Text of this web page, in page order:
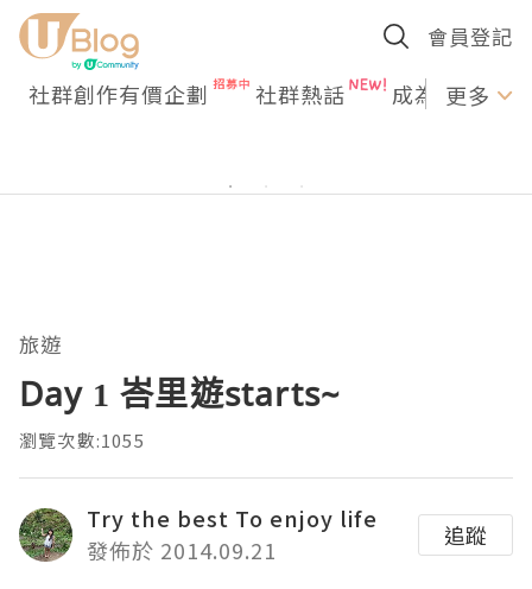
會員登記
社群創作有價企劃 社群熱話 成為U更多
旅遊
Day 1 峇里遊starts~
瀏覽次數:1055
Try the best To enjoy life
發佈於 2014.09.21
追蹤